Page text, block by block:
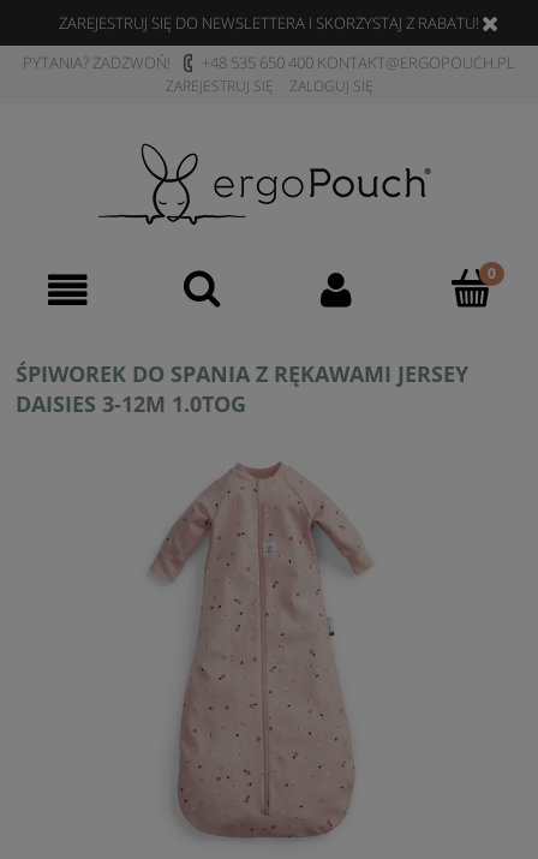
ZAREJESTRUJ SIĘ DO NEWSLETTERA I SKORZYSTAJ Z RABATU!
PYTANIA? ZADZWOŃ!
+48 535 650 400 KONTAKT@ERGOPOUCH.PL
ZAREJESTRUJ SIĘ ZALOGUJ SIĘ
ŚPIWOREK DO SPANIA Z RĘKAWAMI JERSEY
DAISIES 3-12M 1.0TOG